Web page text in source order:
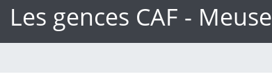
Les gences CAF - Meuse